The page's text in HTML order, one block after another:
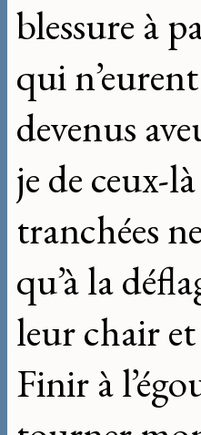
blessure à
qui
devenus
je de ceux-
tranchées
qu’à la
leur chair
Finir à